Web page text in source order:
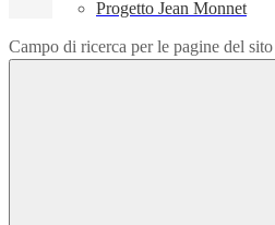
Progetto Jean Monnet
Campo di ricerca per le pagine del sito